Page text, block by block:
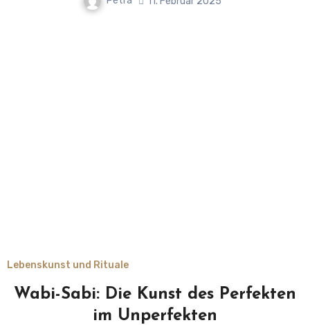
Lebenskunst und Rituale
Wabi-Sabi: Die Kunst des Perfekten
im Unperfekten